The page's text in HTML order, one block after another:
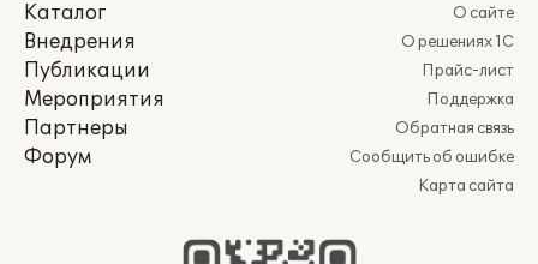
Каталог
Внедрения
Публикации
Мероприятия
Партнеры
Форум
О сайте
О решениях 1С
Прайс-лист
Поддержка
Обратная связь
Сообщить об ошибке
Карта сайта